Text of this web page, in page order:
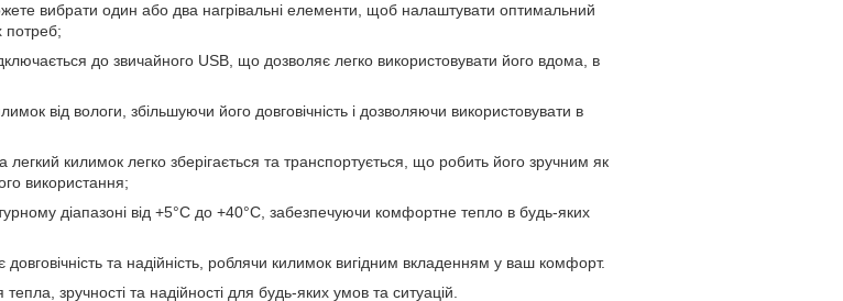
вибрати один або два нагрівальні елементи, щоб налаштувати оптимальний
потреб;
до звичайного USB, що дозволяє легко використовувати його вдома, в
від вологи, збільшуючи його довговічність і дозволяючи використовувати в
килимок легко зберігається та транспортується, що робить його зручним як
використання;
діапазоні від +5°C до +40°C, забезпечуючи комфортне тепло в будь-яких
довговічність та надійність, роблячи килимок вигідним вкладенням у ваш комфорт.
зручності та надійності для будь-яких умов та ситуацій.